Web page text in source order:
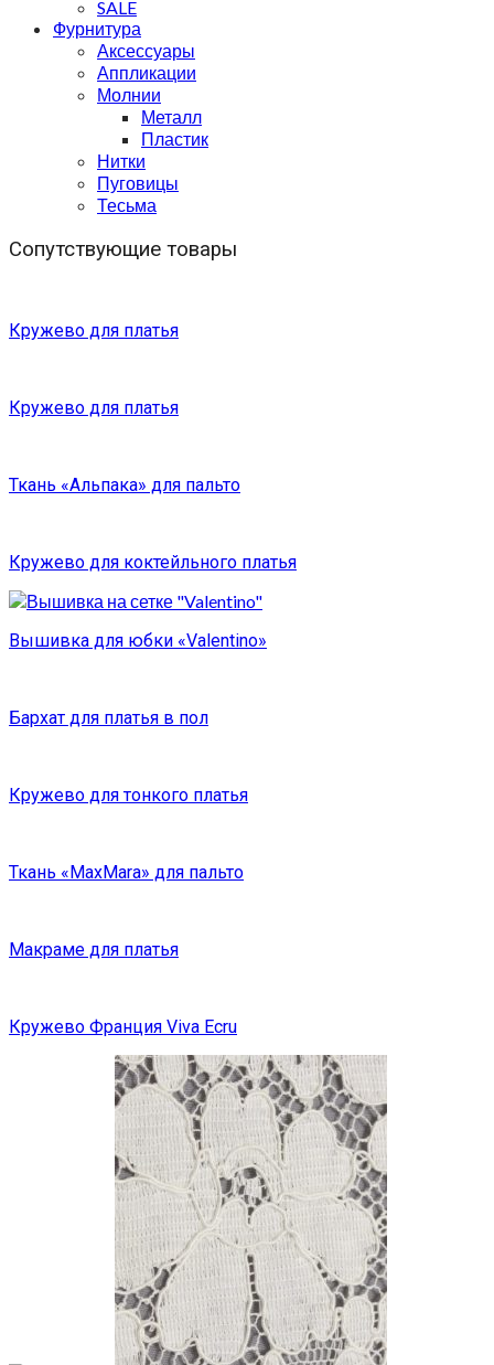
SALE
Фурнитура
Аксессуары
Аппликации
Молнии
Металл
Пластик
Нитки
Пуговицы
Тесьма
Сопутствующие товары
Кружево для платья
Кружево для платья
Ткань «Альпака» для пальто
Кружево для коктейльного платья
Вышивка для юбки «Valentino»
Бархат для платья в пол
Кружево для тонкого платья
Ткань «MaxMara» для пальто
Макраме для платья
Кружево Франция Viva Ecru